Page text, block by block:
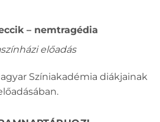
– nemtragédia
előadás
Színiakadémia diákjainak